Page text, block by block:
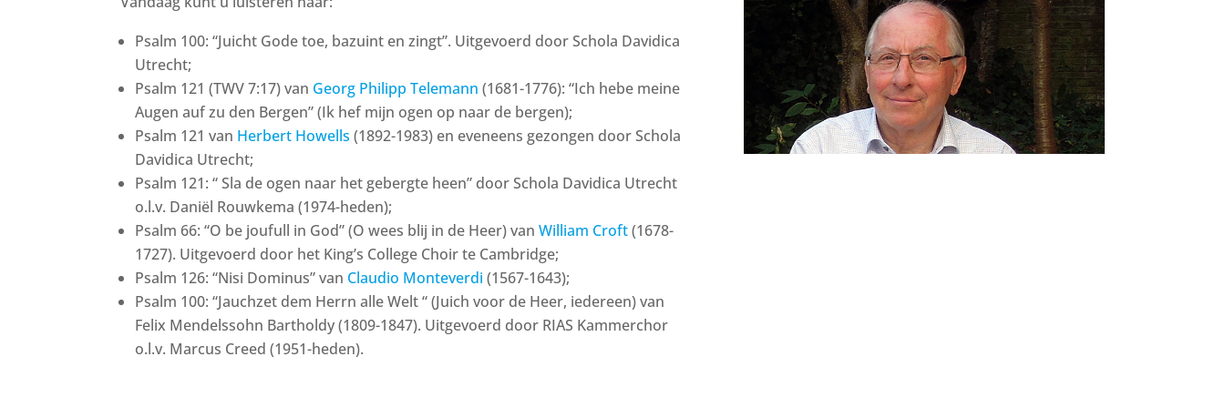
te
Psalm 100: “Juicht Gode toe, bazuint en zingt”. Uitgevoerd door Schola Davidica
Utrecht;
Psalm 121 (TWV 7:17) van Georg Philipp Telemann (1681-1776): “Ich hebe meine
Augen auf zu den Bergen” (Ik hef mijn ogen op naar de bergen);
Psalm 121 van Herbert Howells (1892-1983) en eveneens gezongen door Schola
Davidica Utrecht;
Psalm 121: “ Sla de ogen naar het gebergte heen” door Schola Davidica Utrecht
o.l.v. Daniël Rouwkema (1974-heden);
Psalm 66: “O be joufull in God” (O wees blij in de Heer) van William Croft(1678-
1727). Uitgevoerd door het King’s College Choir te Cambridge;
Psalm 126: “Nisi Dominus” van Claudio Monteverdi (1567-1643);
Psalm 100: “Jauchzet dem Herrn alle Welt “ (Juich voor de Heer, iedereen) van
Felix Mendelssohn Bartholdy (1809-1847). Uitgevoerd door RIAS Kammerchor
o.l.v. Marcus Creed (1951-heden).